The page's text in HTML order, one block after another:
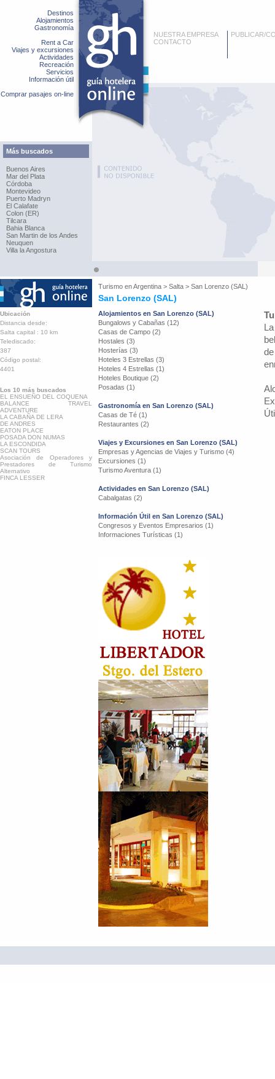
Destinos
Alojamientos
Gastronomía
Rent a Car
Viajes y excursiones
Actividades
Recreación
Servicios
Información útil
Comprar pasajes on-line
Más buscados
Buenos Aires
Mar del Plata
Córdoba
Montevideo
Puerto Madryn
El Calafate
Colon (ER)
Tilcara
Bahia Blanca
San Martin de los Andes
Neuquen
Villa la Angostura
NUESTRA EMPRESA
CONTACTO
PUBLICAR/
Turismo enArgentina > Salta > San Lorenzo (SAL)
San Lorenzo (SAL)
Ubicación
Distancia desde:
Salta capital : 10 km
Telediscado:
387
Código postal:
4401
Los 10 más buscados
EL ENSUEÑO DEL COQUENA
BALANCE TRAVEL
ADVENTURE
LA CABAÑA DE LERA
DE ANDRES
EATON PLACE
POSADA DON NUMAS
LA ESCONDIDA
SCAN TOURS
Asociación de Operadores y
Prestadores de Turismo
Alternativo
FINCA LESSER
Alojamientos en San Lorenzo (SAL)
Bungalows y Cabañas (12)
Casas de Campo (2)
Hostales (3)
Hosterías (3)
Hoteles 3 Estrellas (3)
Hoteles 4 Estrellas (1)
Hoteles Boutique (2)
Posadas (1)
Gastronomía en San Lorenzo (SAL)
Casas de Té (1)
Restaurantes (2)
Viajes y Excursiones en San Lorenzo (SAL)
Empresas y Agencias de Viajes y Turismo (4)
Excursiones (1)
Turismo Aventura (1)
Actividades en San Lorenzo (SAL)
Cabalgatas (2)
Información Útil en San Lorenzo (SAL)
Congresos y Eventos Empresarios (1)
Informaciones Turísticas (1)